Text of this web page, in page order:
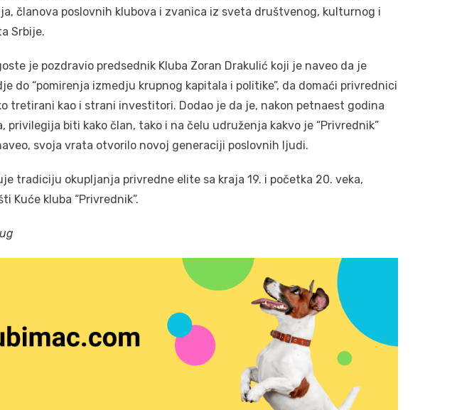
članova poslovnih klubova i zvanica iz sveta društvenog, kulturnog i
Srbije.
je pozdravio predsednik Kluba Zoran Drakulić koji je naveo da je
do “pomirenja izmedju krupnog kapitala i politike”, da domaći privrednici
tretirani kao i strani investitori. Dodao je da je, nakon petnaest godina
privilegija biti kako član, tako i na čelu udruženja kakvo je “Privrednik”
svoja vrata otvorilo novoj generaciji poslovnih ljudi.
tradiciju okupljanja privredne elite sa kraja 19. i početka 20. veka,
Kuće kluba “Privrednik”.